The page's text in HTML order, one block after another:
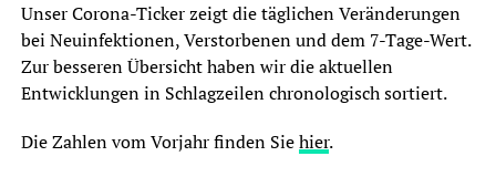
Unser Corona-Ticker zeigt die täglichen Veränderungen
bei Neuinfektionen, Verstorbenen und dem 7-Tage-Wert.
Zur besseren Übersicht haben wir die aktuellen
Entwicklungen in Schlagzeilen chronologisch sortiert.
Die Zahlen vom Vorjahr finden Siehier.